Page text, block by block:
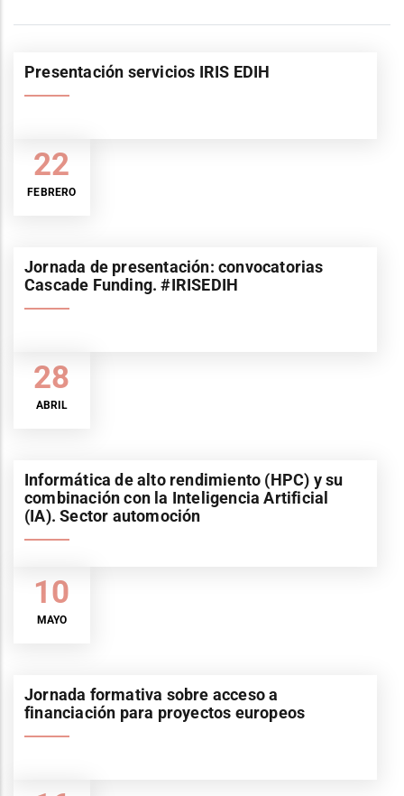
22
FEBRERO
Presentación servicios IRIS EDIH
28
ABRIL
Jornada de presentación: convocatorias
Cascade Funding. #IRISEDIH
10
MAYO
Informática de alto rendimiento (HPC) y su
combinación con la Inteligencia Artificial
(IA). Sector automoción
Jornada formativa sobre acceso a
financiación para proyectos europeos